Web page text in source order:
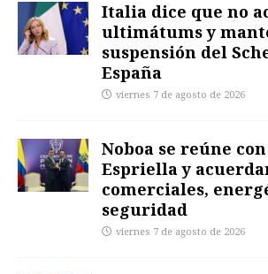
Italia dice que no
ultimátums y
suspensión del
España
viernes 7 de agosto de 2026
Noboa se reúne
Espriella y
comerciales,
seguridad
viernes 7 de agosto de 2026